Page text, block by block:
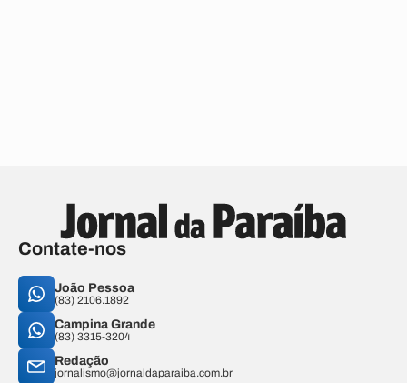
Contate-nos
João Pessoa
(83) 2106.1892
Campina Grande
(83) 3315-3204
Redação
jornalismo@jornaldaparaiba.com.br